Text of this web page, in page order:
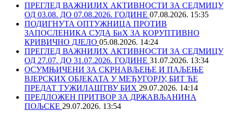
ПРЕГЛЕД ВАЖНИЈИХ АКТИВНОСТИ ЗА СЕДМИЦУ
ОД 03.08. ДО 07.08.2026. ГОДИНЕ 07.08.2026. 15:35
ПОДИГНУТА ОПТУЖНИЦА ПРОТИВ
ЗАПОСЛЕНИКА СУДА БиХ ЗА КОРУПТИВНО
КРИВИЧНО ДЈЕЛО 05.08.2026. 14:24
ПРЕГЛЕД ВАЖНИЈИХ АКТИВНОСТИ ЗА СЕДМИЦУ
ОД 27.07. ДО 31.07.2026. ГОДИНЕ 31.07.2026. 13:34
ОСУМЊИЧЕНИ ЗА СКРНАВЉЕЊЕ И ПАЉЕЊЕ
ВЈЕРСКИХ ОБЈЕКАТА У МЕЂУГОРЈУ, БИТ ЋЕ
ПРЕДАТ ТУЖИЛАШТВУ БИХ 29.07.2026. 14:14
ПРЕДЛОЖЕН ПРИТВОР ЗА ДРЖАВЉАНИНА
ПОЉСКЕ 29.07.2026. 13:54